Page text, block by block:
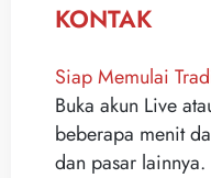
KONTAK
Siap Memulai
Buka akun Live
beberapa menit
dan pasar lainnya.